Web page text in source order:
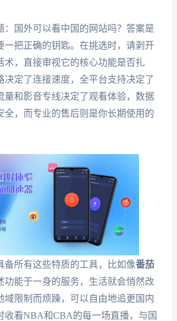
：国外可以看中国的网站吗？答案是
一把正确的钥匙。在挑选时，请剥开
术，直接审视它的核心功能是否扎
决定了连接速度，全平台支持决定了
量和影音专线决定了观看体验，数据
全，而专业的售后则是你长期使用的
备所有这些特质的工具，比如像番茄
功能于一身的服务，生活就会悄然改
域限制而烦躁，可以自由地追更国内
收看NBA和CBA的每一场直播，与国